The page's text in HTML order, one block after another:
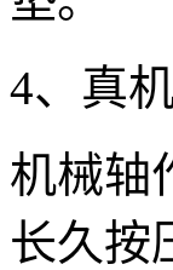
4、真
机械轴
长久按